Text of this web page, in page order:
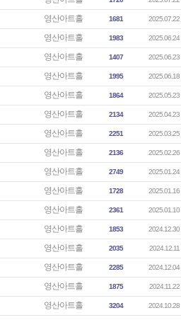
영산아트홀 1681 2025.07.22
영산아트홀 1983 2025.06.24
영산아트홀 1407 2025.06.23
영산아트홀 1995 2025.06.18
영산아트홀 1864 2025.05.23
영산아트홀 2134 2025.04.23
영산아트홀 2251 2025.03.25
영산아트홀 2136 2025.02.26
영산아트홀 2749 2025.01.24
영산아트홀 1728 2025.01.16
영산아트홀 2361 2025.01.10
영산아트홀 1853 2024.12.30
영산아트홀 2035 2024.12.11
영산아트홀 2285 2024.12.04
영산아트홀 1875 2024.11.22
영산아트홀 3204 2024.10.28